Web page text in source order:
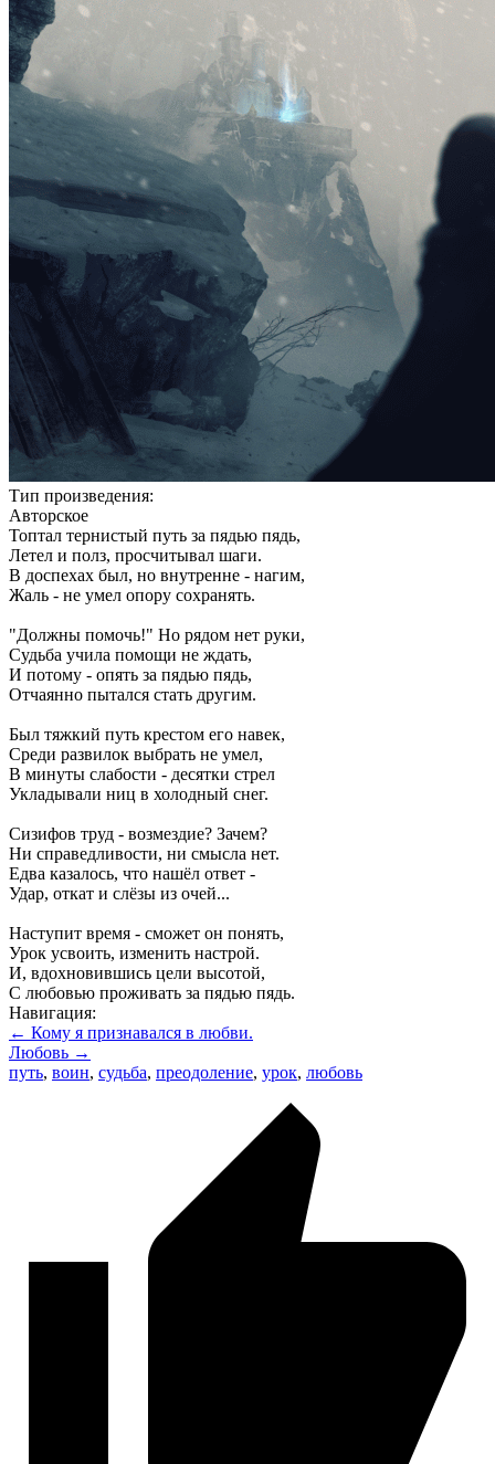
Тип произведения:
Авторское
Топтал тернистый путь за пядью пядь,
Летел и полз, просчитывал шаги.
В доспехах был, но внутренне - нагим,
Жаль - не умел опору сохранять.
"Должны помочь!" Но рядом нет руки,
Судьба учила помощи не ждать,
И потому - опять за пядью пядь,
Отчаянно пытался стать другим.
Был тяжкий путь крестом его навек,
Среди развилок выбрать не умел,
В минуты слабости - десятки стрел
Укладывали ниц в холодный снег.
Сизифов труд - возмездие? Зачем?
Ни справедливости, ни смысла нет.
Едва казалось, что нашёл ответ -
Удар, откат и слёзы из очей...
Наступит время - сможет он понять,
Урок усвоить, изменить настрой.
И, вдохновившись цели высотой,
С любовью проживать за пядью пядь.
Навигация:
← Кому я признавался в любви.
Любовь →
путь, воин, судьба, преодоление, урок, любовь